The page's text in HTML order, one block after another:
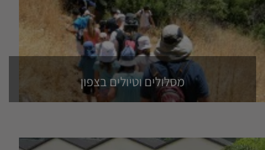
מסלולים וטיולים בצפון